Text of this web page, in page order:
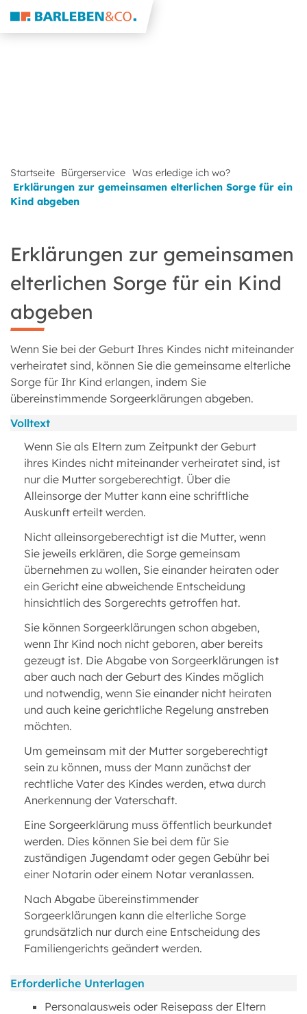
Startseite Bürgerservice Was erledige ich wo?
Erklärungen zur gemeinsamen elterlichen Sorge für ein
Kind abgeben
Erklärungen zur gemeinsamen
elterlichen Sorge für ein Kind
abgeben
Wenn Sie bei der Geburt Ihres Kindes nicht miteinander
verheiratet sind, können Sie die gemeinsame elterliche
Sorge für Ihr Kind erlangen, indem Sie
übereinstimmende Sorgeerklärungen abgeben.
Volltext
Wenn Sie als Eltern zum Zeitpunkt der Geburt
ihres Kindes nicht miteinander verheiratet sind, ist
nur die Mutter sorgeberechtigt. Über die
Alleinsorge der Mutter kann eine schriftliche
Auskunft erteilt werden.
Nicht alleinsorgeberechtigt ist die Mutter, wenn
Sie jeweils erklären, die Sorge gemeinsam
übernehmen zu wollen, Sie einander heiraten oder
ein Gericht eine abweichende Entscheidung
hinsichtlich des Sorgerechts getroffen hat.
Sie können Sorgeerklärungen schon abgeben,
wenn Ihr Kind noch nicht geboren, aber bereits
gezeugt ist. Die Abgabe von Sorgeerklärungen ist
aber auch nach der Geburt des Kindes möglich
und notwendig, wenn Sie einander nicht heiraten
und auch keine gerichtliche Regelung anstreben
möchten.
Um gemeinsam mit der Mutter sorgeberechtigt
sein zu können, muss der Mann zunächst der
rechtliche Vater des Kindes werden, etwa durch
Anerkennung der Vaterschaft.
Eine Sorgeerklärung muss öffentlich beurkundet
werden. Dies können Sie bei dem für Sie
zuständigen Jugendamt oder gegen Gebühr bei
einer Notarin oder einem Notar veranlassen.
Nach Abgabe übereinstimmender
Sorgeerklärungen kann die elterliche Sorge
grundsätzlich nur durch eine Entscheidung des
Familiengerichts geändert werden.
Erforderliche Unterlagen
Personalausweis oder Reisepass der Eltern